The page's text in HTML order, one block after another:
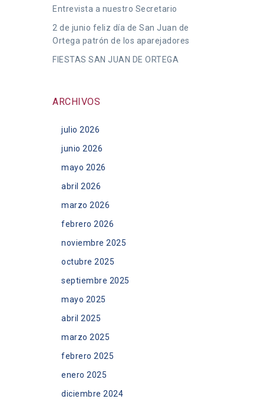
Entrevista a nuestro Secretario
2 de junio feliz día de San Juan de
Ortega patrón de los aparejadores
FIESTAS SAN JUAN DE ORTEGA
ARCHIVOS
julio 2026
junio 2026
mayo 2026
abril 2026
marzo 2026
febrero 2026
noviembre 2025
octubre 2025
septiembre 2025
mayo 2025
abril 2025
marzo 2025
febrero 2025
enero 2025
diciembre 2024